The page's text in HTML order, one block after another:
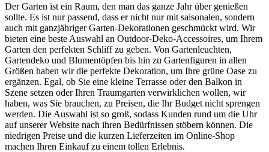
Der Garten ist ein Raum, den man das ganze Jahr über genießen
sollte. Es ist nur passend, dass er nicht nur mit saisonalen, sondern
auch mit ganzjähriger Garten-Dekorationen geschmückt wird. Wir
bieten eine beste Auswahl an Outdoor-Deko-Accessoires, um Ihrem
Garten den perfekten Schliff zu geben. Von Gartenleuchten,
Gartendeko und Blumentöpfen bis hin zu Gartenfiguren in allen
Größen haben wir die perfekte Dekoration, um Ihre grüne Oase zu
ergänzen. Egal, ob Sie eine kleine Terrasse oder den Balkon in
Szene setzen oder Ihren Traumgarten verwirklichen wollen, wir
haben, was Sie brauchen, zu Preisen, die Ihr Budget nicht sprengen
werden. Die Auswahl ist so groß, sodass Kunden rund um die Uhr
auf unserer Website nach ihren Bedürfnissen stöbern können. Die
niedrigen Preise und die kurzen Lieferzeiten im Online-Shop
machen Ihren Einkauf zu einem tollen Erlebnis.